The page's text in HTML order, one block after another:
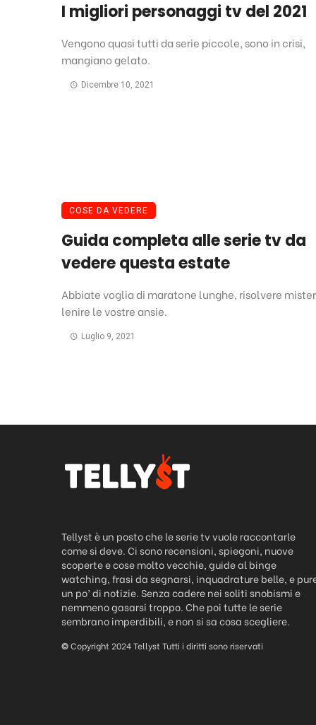
I migliori personaggi tv del 2021
Vengono quasi tutti da serie piccole, sono in crisi,
mangiano gelato.
Dicembre 10, 2021
COSE DA VEDERE
Guida completa alle serie tv da
vedere questa estate
Abbiate voglia di maratone lunghe, risolvere
lenire le vostre ansie.
Luglio 9, 2021
Tellyst è un posto che le serie tv vuole raccontarle
come si deve. Ci sono recensioni, spiegoni, nuove
scoperte e cose molto vecchie, guide al binge
watching, frasi da segnarsi, inquadrature belle, e
un po’ di notizie. Senza cadere nei soliti snobismi e
nemmeno gasarsi troppo. Che poi tutte le serie
sembrano imperdibili, e non si sa cosa scegliere.
©Copyright 2024 Tellyst Tutti i diritti sono riservati